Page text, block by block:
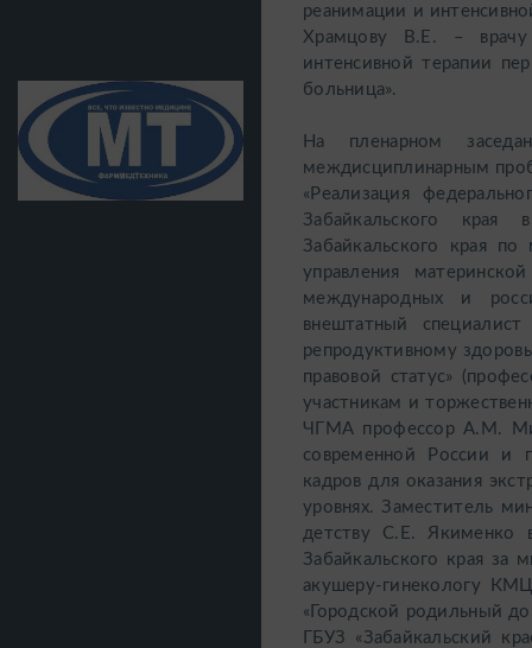
реанимации и
Храмцову В.Е. – врачу
интенсивной терапии
больница».
На пленарном
междисциплинарным
«Реализация
Забайкальского
Забайкальского края
управления
международных и
внештатный
репродуктивному
правовой статус»
участникам и
ЧГМА профессор А.М.
современной России и
кадров для оказания
уровнях. Заместитель
детству С.Е. Якименко
Забайкальского края за
акушеру-гинекологу
«Городской родильный
ГБУЗ «Забайкальский